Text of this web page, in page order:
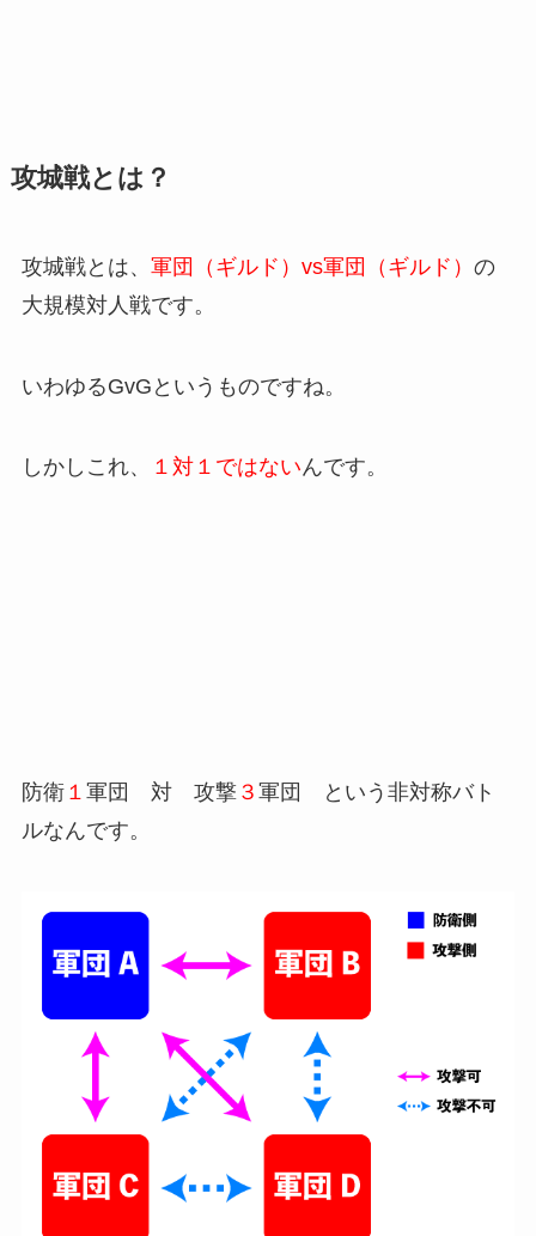
攻城戦とは？
攻城戦とは、 軍団（ギルド）vs軍団（ギルド） の
大規模対人戦です。
いわゆるGvGというものですね。
しかしこれ、 １対１ではないんです。
防衛１ 軍団 対 攻撃３ 軍団 という非対称バト
ルなんです。